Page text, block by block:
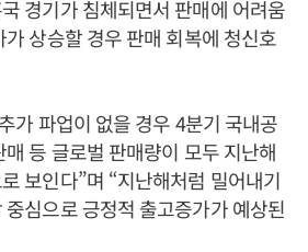
경기가 침체되면서 판매에 어려움
상승할 경우 판매 회복에 청신호
가 파업이 없을 경우 4분기 국내공
등 글로벌 판매량이 모두 지난해
보인다”며 “지난해처럼 밀어내기
심으로 긍정적 출고증가가 예상된